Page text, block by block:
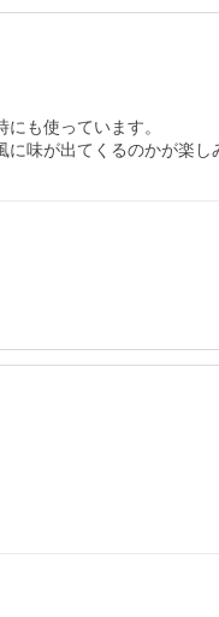
も使っています。
味が出てくるのかが楽し